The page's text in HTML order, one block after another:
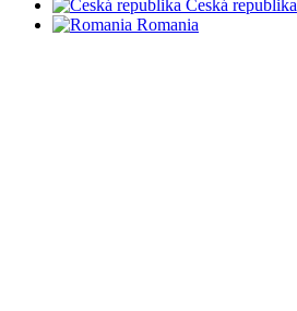
Česká republika
Romania